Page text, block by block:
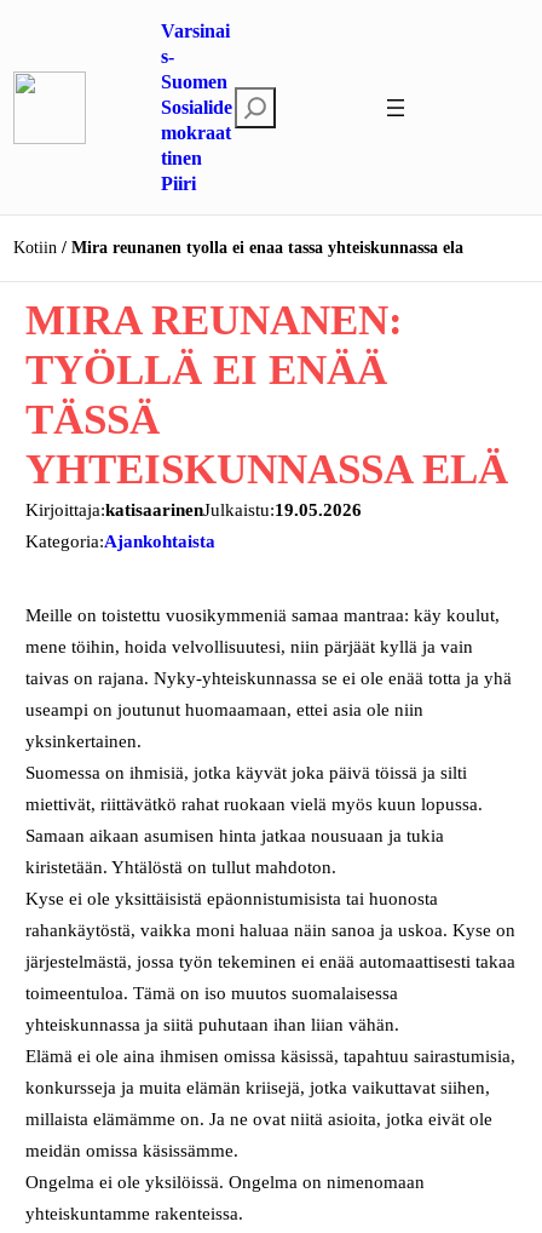
Varsinai
s-
Suomen
Sosialide
mokraat
tinen
Piiri
t
Kotiin Mira reunanen tyolla ei enaa tassa yhteiskunnassa ela
MIRA REUNANEN:
TYÖLLÄ EI ENÄÄ
TÄSSÄ
YHTEISKUNNASSA ELÄ
Kirjoittaja:katisaarinenJulkaistu:19.05.2026
Kategoria:Ajankohtaista
Meille on toistettu vuosikymmeniä samaa mantraa: käy koulut,
mene töihin, hoida velvollisuutesi, niin pärjäät kyllä ja vain
taivas on rajana. Nyky-yhteiskunnassa se ei ole enää totta ja yhä
useampi on joutunut huomaamaan, ettei asia ole niin
yksinkertainen.
Suomessa on ihmisiä, jotka käyvät joka päivä töissä ja silti
miettivät, riittävätkö rahat ruokaan vielä myös kuun lopussa.
Samaan aikaan asumisen hinta jatkaa nousuaan ja tukia
kiristetään. Yhtälöstä on tullut mahdoton.
Kyse ei ole yksittäisistä epäonnistumisista tai huonosta
rahankäytöstä, vaikka moni haluaa näin sanoa ja uskoa. Kyse on
järjestelmästä, jossa työn tekeminen ei enää automaattisesti takaa
toimeentuloa. Tämä on iso muutos suomalaisessa
yhteiskunnassa ja siitä puhutaan ihan liian vähän.
Elämä ei ole aina ihmisen omissa käsissä, tapahtuu sairastumisia,
konkursseja ja muita elämän kriisejä, jotka vaikuttavat siihen,
millaista elämämme on. Ja ne ovat niitä asioita, jotka eivät ole
meidän omissa käsissämme.
Ongelma ei ole yksilöissä. Ongelma on nimenomaan
yhteiskuntamme rakenteissa.